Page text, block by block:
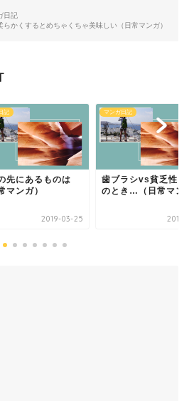
日記
かくするとめちゃくちゃ美味しい（日常マンガ）
記
先にあるものは
マンガ）
2019-03-25
マンガ日記
歯ブラシvs貧乏性、
のとき…（日常マン
2019-